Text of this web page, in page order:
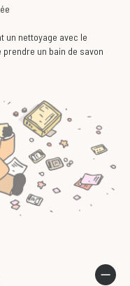
un nettoyage avec le
un bain de savon